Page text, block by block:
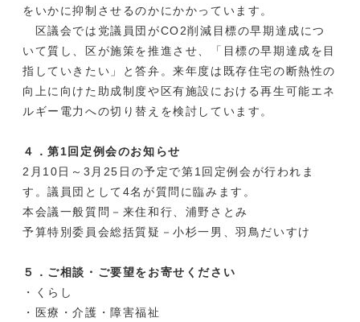
をいかに抑制させるのかにかかっています。
区議会では党議員団がCO2削減目標の早期達成につ
いて質し、区が施策を推進させ、「目標の早期達成を目
指していきたい」と答弁。来年度は既存住宅の断熱性の
向上に向けた助成制度や区有施設における再生可能エネ
ルギー電力への切り替えを検討しています。
４．第1回定例会のお知らせ
2月10日～3月25日の予定で第1回定例会が行われま
す。議員団として4名が質問に臨みます。
本会議一般質問－来住和行、浦野さとみ
予算特別委員会総括質疑－小杉一男、羽鳥だいすけ
５．ご相談・ご要望をお寄せください
・くらし
・医療・介護・障害福祉